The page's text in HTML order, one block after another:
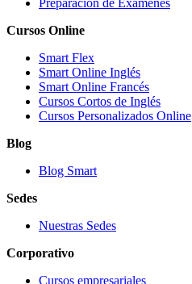
Cursos Online
Smart Flex
Smart Online Inglés
Smart Online Francés
Cursos Cortos de Inglés
Cursos Personalizados Online
Blog
Blog Smart
Sedes
Nuestras Sedes
Corporativo
Cursos empresariales